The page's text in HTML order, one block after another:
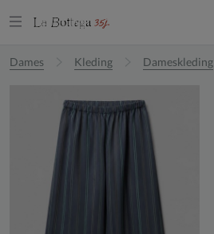
Dames Kleding Dameskleding